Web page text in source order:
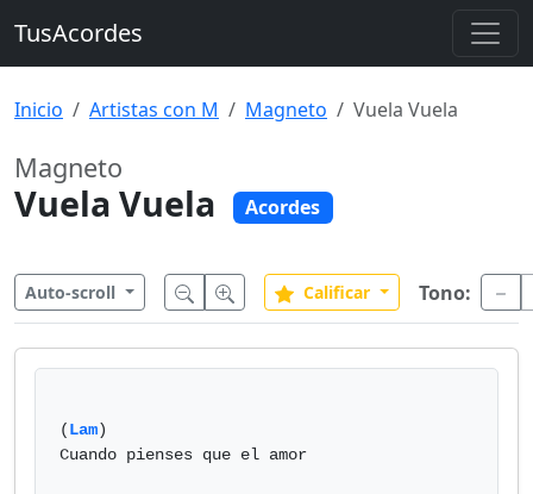
TusAcordes
Inicio Artistas con M Magneto Vuela Vuela
Magneto
Vuela Vuela Acordes
Auto-scroll Calificar Tono:
(Lam)
Cuando pienses que el amor